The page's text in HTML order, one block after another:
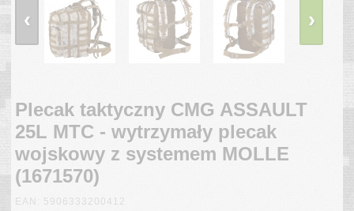
›
‹
Plecak taktyczny CMG ASSAULT
25L MTC - wytrzymały plecak
wojskowy z systemem MOLLE
(1671570)
EAN: 5906333200412